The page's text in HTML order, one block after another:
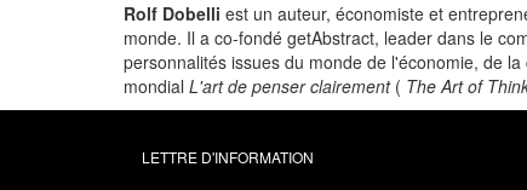
Rolf Dobelli est un auteur, économiste et
monde. Il a co-fondé getAbstract, leader dans le
personnalités issues du monde de l'économie, de
mondial L'art de penser clairement ( The Art of
LETTRE D'INFORMATION